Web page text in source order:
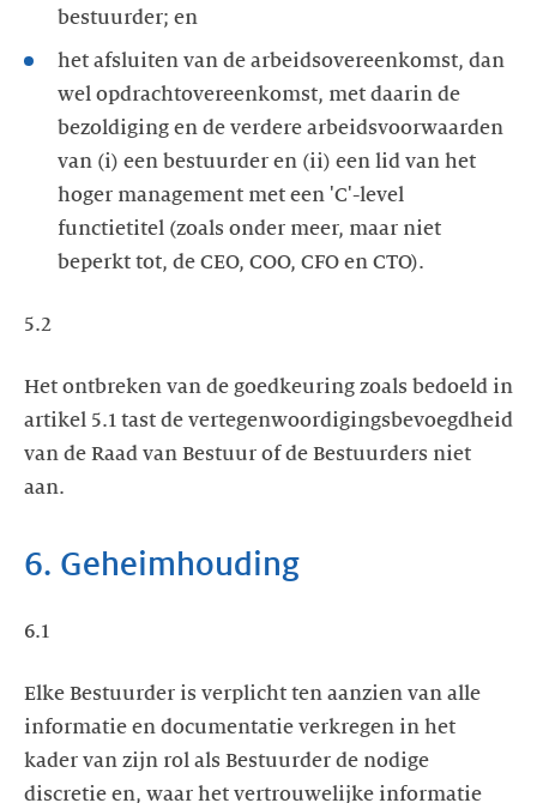
bestuurder; en
het afsluiten van de arbeidsovereenkomst, dan
wel opdrachtovereenkomst, met daarin de
bezoldiging en de verdere arbeidsvoorwaarden
van (i) een bestuurder en (ii) een lid van het
hoger management met een 'C'-level
functietitel (zoals onder meer, maar niet
beperkt tot, de CEO, COO, CFO en CTO).
5.2
Het ontbreken van de goedkeuring zoals bedoeld in
artikel 5.1 tast de vertegenwoordigingsbevoegdheid
van de Raad van Bestuur of de Bestuurders niet
aan.
6. Geheimhouding
6.1
Elke Bestuurder is verplicht ten aanzien van alle
informatie en documentatie verkregen in het
kader van zijn rol als Bestuurder de nodige
discretie en, waar het vertrouwelijke informatie